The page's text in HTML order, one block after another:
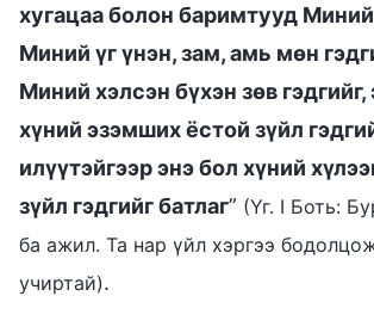
хугацаа болон баримтууд
Миний үг үнэн, зам, амь мөн
Миний хэлсэн бүхэн зөв гэдгийг,
хүний эзэмших ёстой зүйл
илүүтэйгээр энэ бол хүний
зүйл гэдгийг батлаг” (Үг. I Боть:
ба ажил. Та нар үйл хэргээ
учиртай).